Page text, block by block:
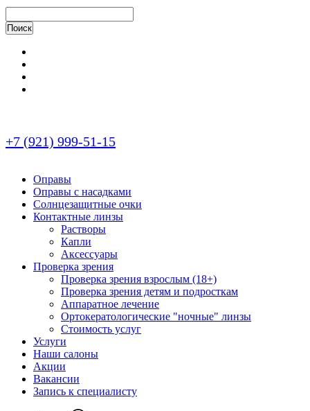
+7 (921) 999-51-15
Оправы
Оправы с насадками
Солнцезащитные очки
Контактные линзы
Растворы
Капли
Аксессуары
Проверка зрения
Проверка зрения взрослым (18+)
Проверка зрения детям и подросткам
Аппаратное лечение
Ортокератологические "ночные" линзы
Стоимость услуг
Услуги
Наши салоны
Акции
Вакансии
Запись к специалисту